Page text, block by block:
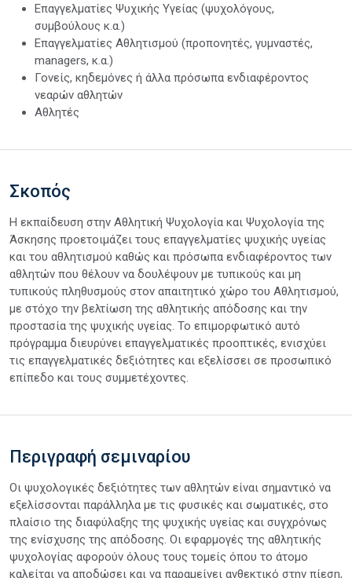
Επαγγελματίες Ψυχικής Υγείας (ψυχολόγους,
συμβούλους κ.α.)
Επαγγελματίες Αθλητισμού (προπονητές, γυμναστές,
managers, κ.α.)
Γονείς, κηδεμόνες ή άλλα πρόσωπα ενδιαφέροντος
νεαρών αθλητών
Αθλητές
Σκοπός
Η εκπαίδευση στην Αθλητική Ψυχολογία και Ψυχολογία της
Άσκησης προετοιμάζει τους επαγγελματίες ψυχικής υγείας
και του αθλητισμού καθώς και πρόσωπα ενδιαφέροντος των
αθλητών που θέλουν να δουλέψουν με τυπικούς και μη
τυπικούς πληθυσμούς στον απαιτητικό χώρο του Αθλητισμού,
με στόχο την βελτίωση της αθλητικής απόδοσης και την
προστασία της ψυχικής υγείας. Το επιμορφωτικό αυτό
πρόγραμμα διευρύνει επαγγελματικές προοπτικές, ενισχύει
τις επαγγελματικές δεξιότητες και εξελίσσει σε προσωπικό
επίπεδο και τους συμμετέχοντες.
Περιγραφή σεμιναρίου
Οι ψυχολογικές δεξιότητες των αθλητών είναι σημαντικό να
εξελίσσονται παράλληλα με τις φυσικές και σωματικές, στο
πλαίσιο της διαφύλαξης της ψυχικής υγείας και συγχρόνως
της ενίσχυσης της απόδοσης. Οι εφαρμογές της αθλητικής
ψυχολογίας αφορούν όλους τους τομείς όπου το άτομο
καλείται να αποδώσει και να παραμείνει ανθεκτικό στην πίεση,